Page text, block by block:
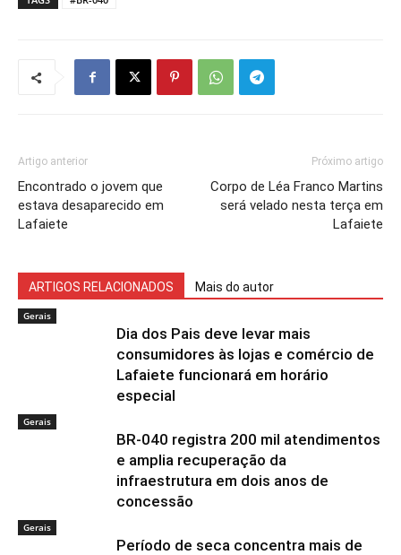
Artigo anterior
Encontrado o jovem que
estava desaparecido em
Lafaiete
Próximo artigo
Corpo de Léa Franco Martins
será velado nesta terça em
Lafaiete
ARTIGOS RELACIONADOS Mais do autor
Gerais
Dia dos Pais deve levar mais
consumidores às lojas e comércio de
Lafaiete funcionará em horário
especial
Gerais
BR-040 registra 200 mil atendimentos
e amplia recuperação da
infraestrutura em dois anos de
concessão
Gerais
Período de seca concentra mais de